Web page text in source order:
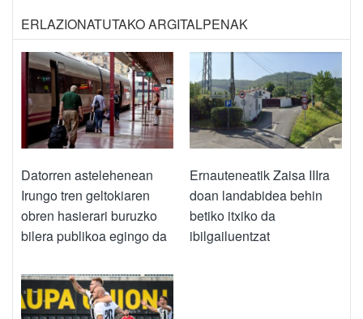
ERLAZIONATUTAKO ARGITALPENAK
Datorren astelehenean
Irungo tren geltokiaren
obren hasierari buruzko
bilera publikoa egingo da
Ernauteneatik Zaisa IIIra
doan landabidea behin
betiko itxiko da
ibilgailuentzat